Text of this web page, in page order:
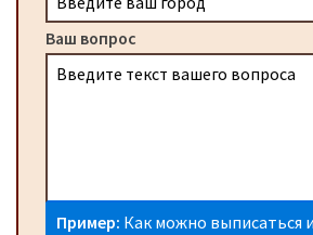
Ваш вопрос
Пример: Как можно выписаться